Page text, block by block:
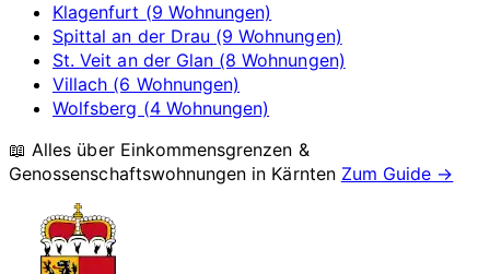
Klagenfurt (9 Wohnungen)
Spittal an der Drau (9 Wohnungen)
St. Veit an der Glan (8 Wohnungen)
Villach (6 Wohnungen)
Wolfsberg (4 Wohnungen)
📖 Alles über Einkommensgrenzen &
Genossenschaftswohnungen in Kärnten Zum Guide →